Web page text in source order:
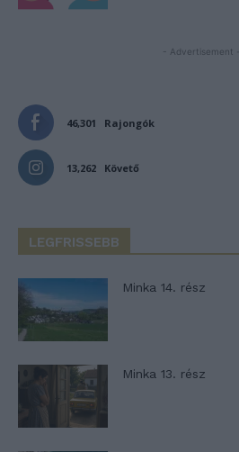
- Advertisement -
46,301 Rajongók
13,262 Követő
LEGFRISSEBB
Minka 14. rész
Minka 13. rész